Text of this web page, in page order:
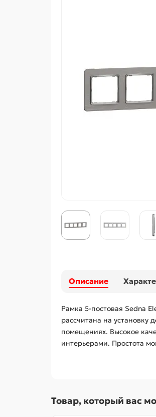
Описание
Рамка 5-постовая Sedna
рассчитана на
помещениях. Высокое
интерьерами. Простота
Товар, который вас